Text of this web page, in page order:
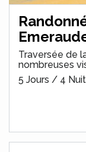
Traversée de
nombreuses
5 Jours / 4